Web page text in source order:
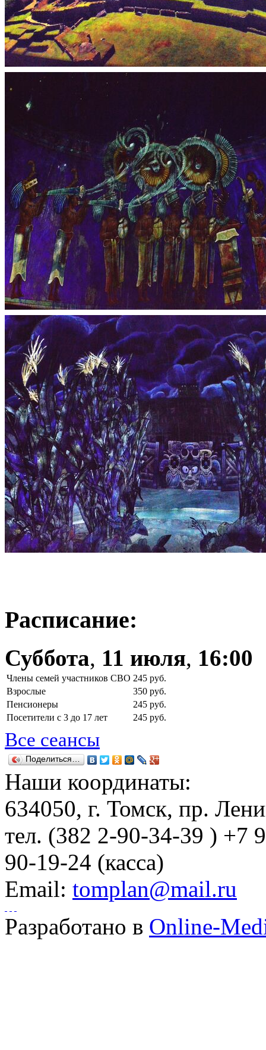
Расписание:
Суббота, 11 июля, 16:00
Члены семей участников СВО 245 руб.
Взрослые
350 руб.
Пенсионеры
245 руб.
Посетители с 3 до 17 лет
245 руб.
Все сеансы
Поделиться…
Наши координаты:
634050, г. Томск, пр.
тел. (382 2-90-34-39 ) +7
90-19-24 (касса)
Email: tomplan@mail.ru
Разработано в Online-